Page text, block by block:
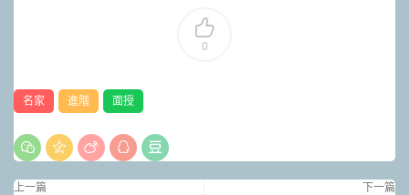
0
名家 進階 面授
上一篇 下一篇